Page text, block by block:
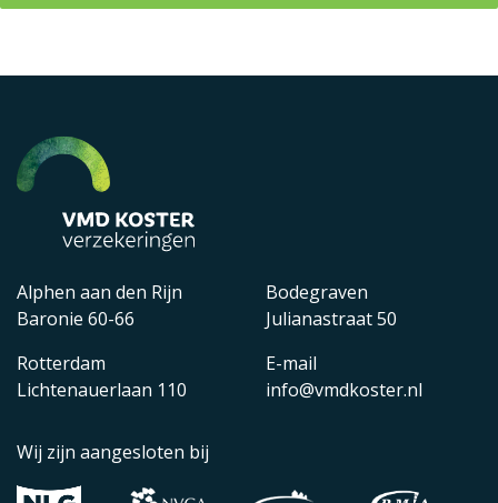
Alphen aan den Rijn
Baronie 60-66
Rotterdam
Lichtenauerlaan 110
Bodegraven
Julianastraat 50
E-mail
info@vmdkoster.nl
Wij zijn aangesloten bij